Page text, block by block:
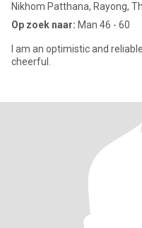
Nikhom Patthana, Rayong,
Op zoek naar: Man 46 - 60
I am an optimistic and
cheerful.